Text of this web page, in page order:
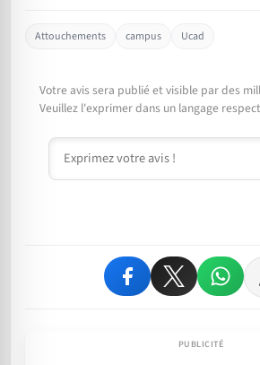
Attouchements campus Ucad
Votre avis sera publié et visible par des
Veuillez l'exprimer dans un langage
Commentaire